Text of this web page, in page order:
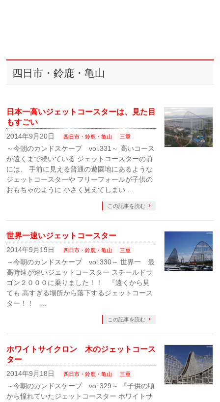
四日市・鈴鹿・亀山
日本一高いジェットコースターは、見た目
もすごい
2014年9月20日 四日市・鈴鹿・亀山 三重
～今朝のカンドスケープ vol.331～ 高いコース
が遠くまで続いている ジェットコースターの前
には、 手前に見える普通の遊園地にあるような
ジェットコースターや フリーフォールが子供の
おもちゃのように 小さく見えてしまい …
この記事を読む
世界一速いジェットコースター
2014年9月19日 四日市・鈴鹿・亀山 三重
～今朝のカンドスケープ vol.330～ 世界一 最
高時速が速いジェットコースター スチールドラ
ゴン２０００に乗りました！！ 『遠くから見
ても 高すぎる場所から落下するジェットコース
ター！！ …
この記事を読む
ホワイトサイクロン 木のジェットコース
ター
2014年9月18日 四日市・鈴鹿・亀山 三重
～今朝のカンドスケープ vol.329～ 『子供の頃
から憧れていたジェットコースター ホワイトサ